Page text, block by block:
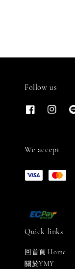
Follow us
We accept
Quick links
回首頁 Home
關於YMY